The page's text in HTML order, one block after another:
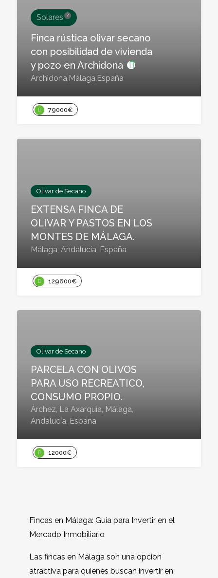
Solares ?
Finca rústica olivar secano
con posibilidad de vivienda
y pozo en Archidona
Archidona,Málaga,España
79000€
Olivar de Secano
EXTENSA FINCA DE
OLIVAR Y PASTOS EN LOS
MONTES DE MÁLAGA.
Málaga, Andalucía, España
129600€
Olivar de Secano
PARCELA CON OLIVOS
PARA USO RECREATICO,
CONSUMO PROPIO.
Árchez, La Axarquía, Málaga,
Andalucía, España
12000€
Fincas en Málaga: Guía para Invertir en el
Mercado Inmobiliario
Las fincas en Málaga son una opción
atractiva para quienes buscan invertir en